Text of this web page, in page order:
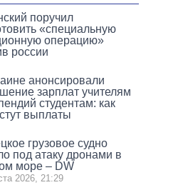
поручил
«специальную
операцию»
россии
анонсировали
зарплат учителям
студентам: как
выплаты
грузовое судно
под атаку дронами в
море – DW
2026, 21:29